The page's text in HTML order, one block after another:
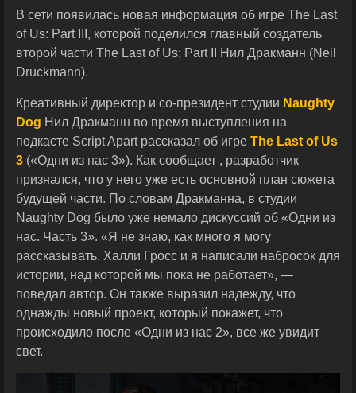
В сети появилась новая информация об игре The Last
of Us: Part III, которой поделился главный создатель
второй части The Last of Us: Part II Нил Дракманн (Neil
Druckmann).
Креативный директор и со-президент студии Naughty
Dog Нил Дракманн во время выступления на
подкасте Script Apart рассказал об игре The Last of Us
3 («Одни из нас 3»). Как сообщает , разработчик
признался, что у него уже есть основной план сюжета
будущей части. По словам Дракманна, в студии
Naughty Dog было уже немало дискуссий об «Одни из
нас. Часть 3». «Я не знаю, как много я могу
рассказывать. Халли Гросс и я написали набросок для
истории, над которой мы пока не работает», —
поведал автор. Он также выразил надежду, что
однажды новый проект, который покажет, что
происходило после «Одни из нас 2», все же увидит
свет.